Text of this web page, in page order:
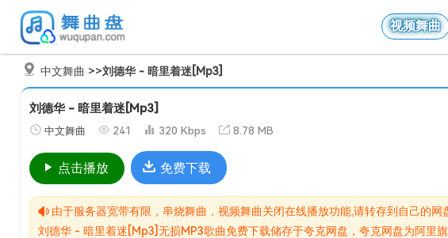
视频舞曲
中文舞曲 >>刘德华 - 暗里着迷[Mp3]
刘德华 - 暗里着迷[Mp3]
中文舞曲 241 320 Kbps 8.78 MB
点击播放 免费下载
由于服务器宽带有限，串烧舞曲，视频舞曲关闭在线播放功能,请转存到自己的网
刘德华 - 暗里着迷[Mp3]无损MP3歌曲免费下载储存于夸克网盘，夸克网盘为阿里